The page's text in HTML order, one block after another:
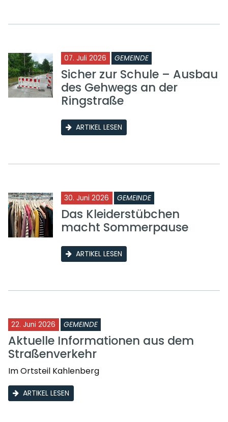
07. Juli 2026 GEMEINDE
Sicher zur Schule – Ausbau
des Gehwegs an der
Ringstraße
ARTIKEL LESEN
30. Juni 2026 GEMEINDE
Das Kleiderstübchen
macht Sommerpause
ARTIKEL LESEN
22. Juni 2026 GEMEINDE
Aktuelle Informationen aus dem
Straßenverkehr
Im Ortsteil Kahlenberg
ARTIKEL LESEN